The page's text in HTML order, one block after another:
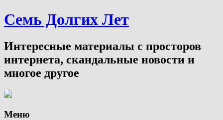
Семь Долгих Лет
Интересные материалы с просторов
интернета, скандальные новости и
многое другое
Меню